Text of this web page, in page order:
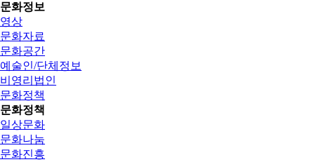
문화정보
영상
문화자료
문화공간
예술인/단체정보
비영리법인
문화정책
문화정책
일상문화
문화나눔
문화진흥